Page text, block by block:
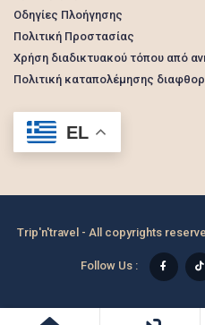
Οδηγίες Πλοήγησης
Πολιτική Προστασίας
Χρήση διαδικτυακού τόπου από
Πολιτική καταπολέμησης
EL
Trip'n'travel - All copyrights
Follow Us :